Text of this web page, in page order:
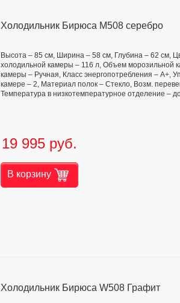
Холодильник Бирюса М508 серебро
Высота – 85 см, Ширина – 58 см, Глубина – 62 см,
холодильной камеры – 116 л, Объем морозильной
камеры – Ручная, Класс энергопотребления – А+,
камере – 2, Материал полок – Стекло, Возм.
Температура в низкотемпературное отделение –
19 995 руб.
В корзину
Холодильник Бирюса W508 Графит